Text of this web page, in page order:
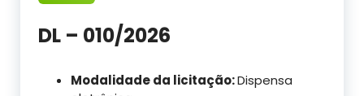
DL – 010/2026
Modalidade da licitação:Dispensa